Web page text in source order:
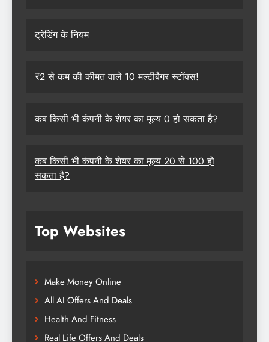
ट्रेडिंग के नियम
₹2 से कम की कीमत वाले 10 मल्टीबैगर स्टॉक्स!
कब किसी भी कंपनी के शेयर का मूल्य 0 हो सकता है?
कब किसी भी कंपनी के शेयर का मूल्य 20 से 100 हो
सकता है?
Top Websites
Make Money Online
All AI Offers And Deals
Health And Fitness
Real Life Offers And Deals